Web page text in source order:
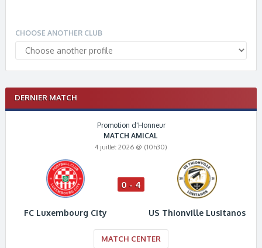
CHOOSE ANOTHER CLUB
DERNIER MATCH
Promotion d'Honneur
MATCH AMICAL
4 juillet 2026 @ (10h30)
FC Luxembourg City
0 - 4
US Thionville Lusitanos
MATCH CENTER